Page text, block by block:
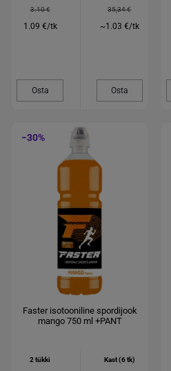
3.10 €
1.09 €/tk
Osta
35,34 €
~1.03 €/tk
Osta
−30%
Faster isotooniline spordijook
mango 750 ml +PANT
2 tükki Kast (6 tk)